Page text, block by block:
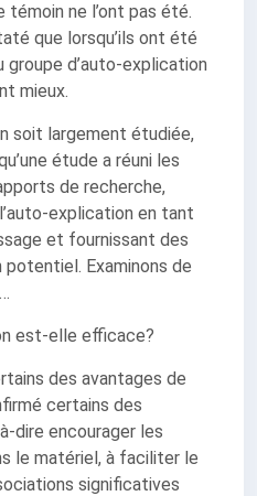
ne l’ont pas été.
que lorsqu’ils ont été
groupe d’auto-explication
mieux.
soit largement étudiée,
étude a réuni les
de recherche,
explication en tant
et fournissant des
potentiel. Examinons de
est-elle efficace?
des avantages de
certains des
dire encourager les
le matériel, à faciliter le
significatives